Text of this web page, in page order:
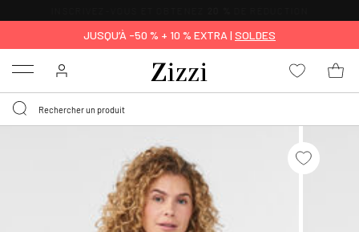
JUSQU’À -50 % + 10 % EXTRA | SOLDES
Menu